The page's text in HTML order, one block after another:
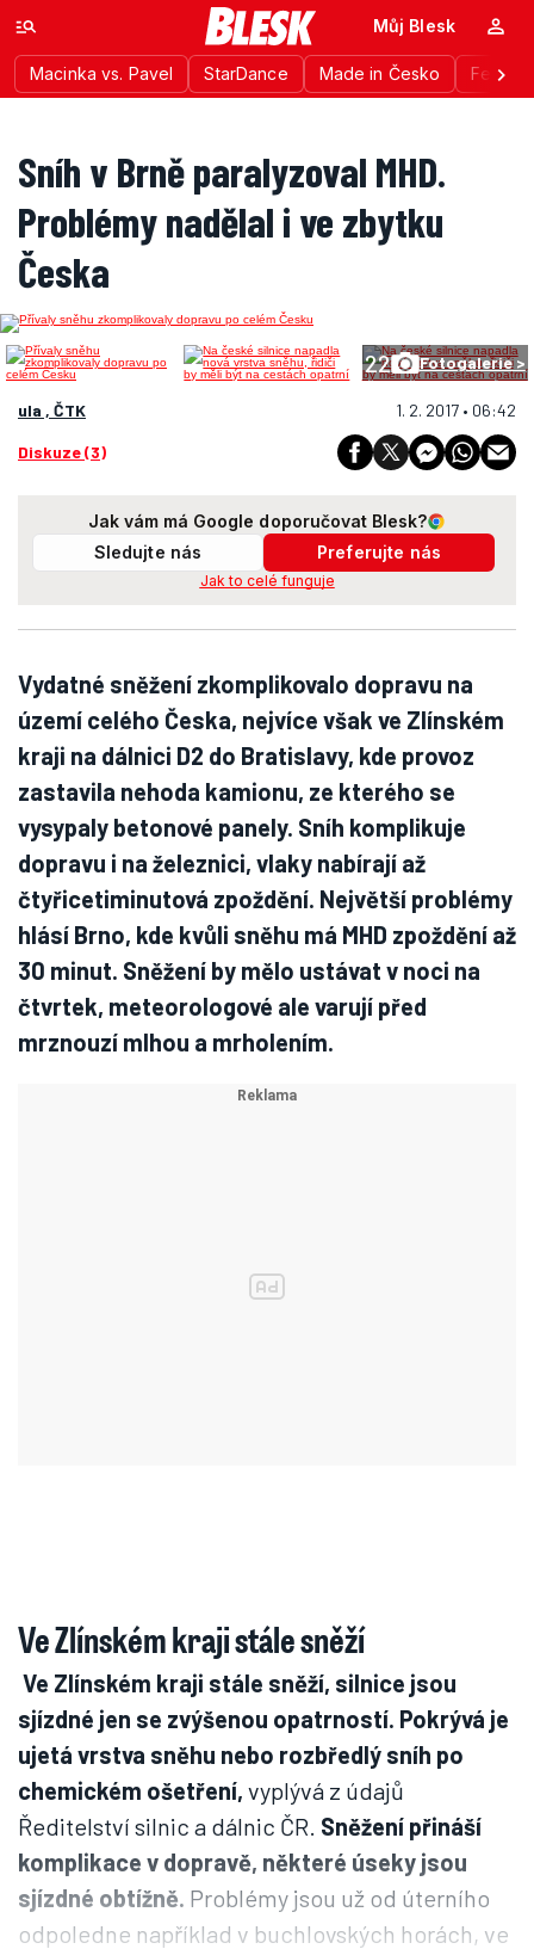
Macinka vs. Pavel StarDance Made in Česko
Můj Blesk
Sníh v Brně paralyzoval MHD.
Problémy nadělal i ve zbytku
Česka
22 Fotogalerie >
ula , ČTK 1. 2. 2017 • 06:42
Diskuze (3)
Jak vám má Google doporučovat Blesk?
Sledujte nás
Preferujte nás
Jak to celé funguje
Vydatné sněžení zkomplikovalo dopravu na
území celého Česka, nejvíce však ve Zlínském
kraji na dálnici D2 do Bratislavy, kde provoz
zastavila nehoda kamionu, ze kterého se
vysypaly betonové panely. Sníh komplikuje
dopravu i na železnici, vlaky nabírají až
čtyřicetiminutová zpoždění. Největší problémy
hlásí Brno, kde kvůli sněhu má MHD zpoždění až
30 minut. Sněžení by mělo ustávat v noci na
čtvrtek, meteorologové ale varují před
mrznouzí mlhou a mrholením.
Ve Zlínském kraji stále sněží
Ve Zlínském kraji stále sněží, silnice jsou
sjízdné jen se zvýšenou opatrností. Pokrývá je
ujetá vrstva sněhu nebo rozbředlý sníh po
chemickém ošetření, vyplývá z údajů
Ředitelství silnic a dálnic ČR. Sněžení přináší
komplikace v dopravě, některé úseky jsou
sjízdné obtížně. Problémy jsou už od úterního
odpoledne například v buchlovských horách, ve